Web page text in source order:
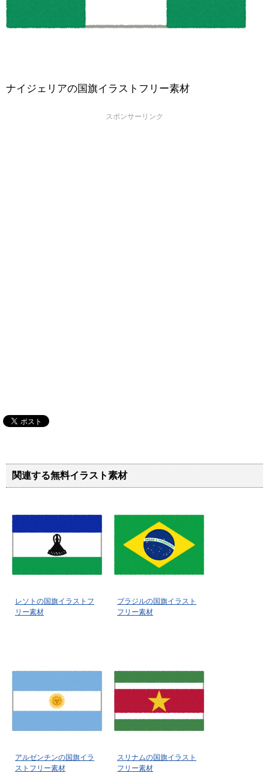
ナイジェリアの国旗イラストフリー素材
スポンサーリンク
関連する無料イラスト素材
レソトの国旗イラストフ
リー素材
ブラジルの国旗イラスト
フリー素材
アルゼンチンの国旗イラ
ストフリー素材
スリナムの国旗イラスト
フリー素材